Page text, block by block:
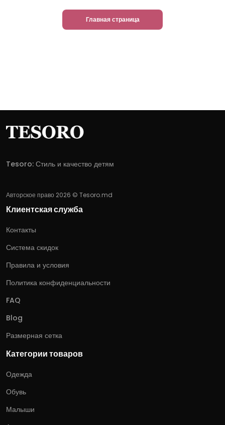
Главная страница
Tesoro: Стиль и качество детям
Авторское право 2026 © Tesoro.md
Клиентская служба
Контакты
Система скидок
Правила и условия
Политика конфиденциальности
FAQ
Blog
Размерная сетка
Категории товаров
Одежда
Обувь
Малыши